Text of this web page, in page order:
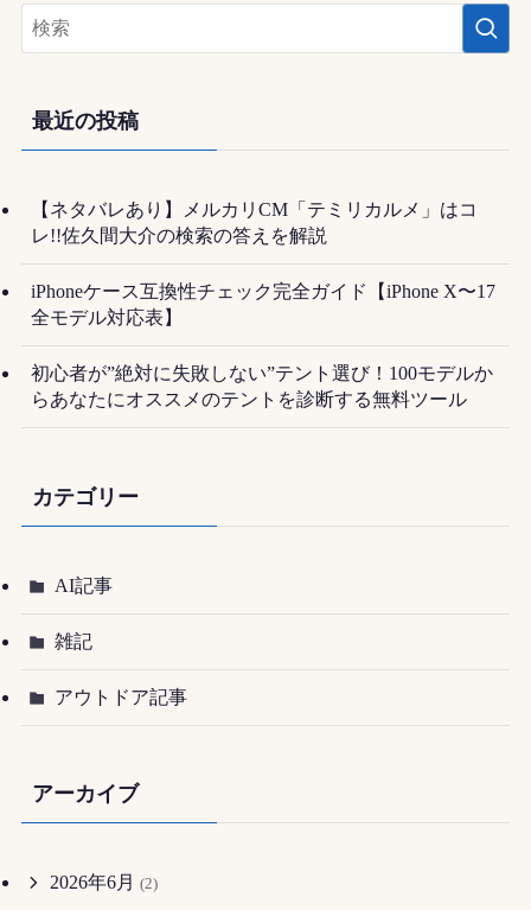
最近の投稿
【ネタバレあり】メルカリCM「テミリカルメ」はコ
レ!!佐久間大介の検索の答えを解説
iPhoneケース互換性チェック完全ガイド【iPhone X〜17
全モデル対応表】
初心者が”絶対に失敗しない”テント選び！100モデルか
らあなたにオススメのテントを診断する無料ツール
カテゴリー
AI記事
雑記
アウトドア記事
アーカイブ
2026年6月 (2)